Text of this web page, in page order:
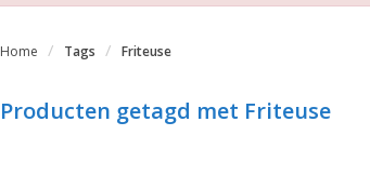
Home Tags Friteuse
Producten getagd met Friteuse